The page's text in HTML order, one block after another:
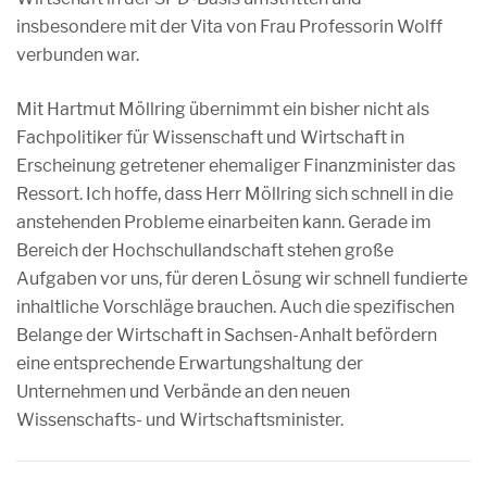
insbesondere mit der Vita von Frau Professorin Wolff
verbunden war.
Mit Hartmut Möllring übernimmt ein bisher nicht als
Fachpolitiker für Wissenschaft und Wirtschaft in
Erscheinung getretener ehemaliger Finanzminister das
Ressort. Ich hoffe, dass Herr Möllring sich schnell in die
anstehenden Probleme einarbeiten kann. Gerade im
Bereich der Hochschullandschaft stehen große
Aufgaben vor uns, für deren Lösung wir schnell fundierte
inhaltliche Vorschläge brauchen. Auch die spezifischen
Belange der Wirtschaft in Sachsen-Anhalt befördern
eine entsprechende Erwartungshaltung der
Unternehmen und Verbände an den neuen
Wissenschafts- und Wirtschaftsminister.